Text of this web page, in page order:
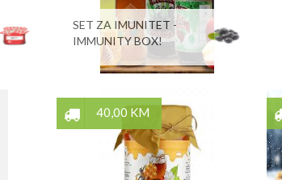
SET ZA IMUNITET -
IMMUNITY BOX!
40,00 KM